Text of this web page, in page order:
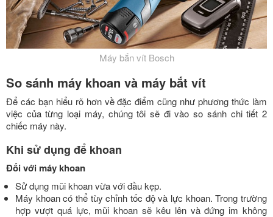
Máy bắn vít Bosch
So sánh máy khoan và máy bắt vít
Để các bạn hiểu rõ hơn về đặc điểm cũng như phương thức làm
việc của từng loại máy, chúng tôi sẽ đi vào so sánh chi tiết 2
chiếc máy này.
Khi sử dụng để khoan
Đối với máy khoan
Sử dụng mũi khoan vừa với đầu kẹp.
Máy khoan có thể tùy chỉnh tốc độ và lực khoan. Trong trường
hợp vượt quá lực, mũi khoan sẽ kêu lên và đứng im không